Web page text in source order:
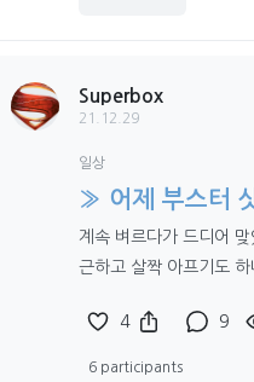
Superbox
21.12.29
일상
» 어제 부스터
계속 벼르다가 드디어
근하고 살짝 아프기도
4 9
6 participants